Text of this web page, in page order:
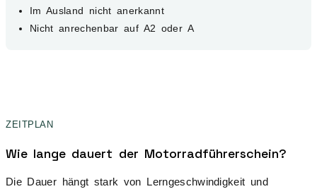
Im Ausland nicht anerkannt
Nicht anrechenbar auf A2 oder A
ZEITPLAN
Wie lange dauert der Motorradführerschein?
Die Dauer hängt stark von Lerngeschwindigkeit und